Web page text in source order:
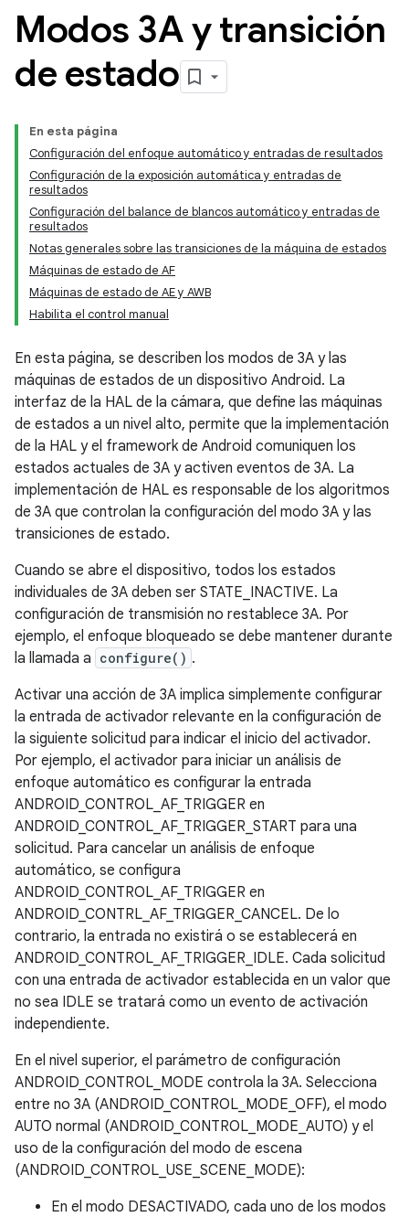
Modos 3A y transición
de estado
En esta página
Configuración del enfoque automático y entradas de resultados
Configuración de la exposición automática y entradas de
resultados
Configuración del balance de blancos automático y entradas de
resultados
Notas generales sobre las transiciones de la máquina de estados
Máquinas de estado de AF
Máquinas de estado de AE y AWB
Habilita el control manual
En esta página, se describen los modos de 3A y las
máquinas de estados de un dispositivo Android. La
interfaz de la HAL de la cámara, que define las máquinas
de estados a un nivel alto, permite que la implementación
de la HAL y el framework de Android comuniquen los
estados actuales de 3A y activen eventos de 3A. La
implementación de HAL es responsable de los algoritmos
de 3A que controlan la configuración del modo 3A y las
transiciones de estado.
Cuando se abre el dispositivo, todos los estados
individuales de 3A deben ser STATE_INACTIVE. La
configuración de transmisión no restablece 3A. Por
ejemplo, el enfoque bloqueado se debe mantener durante
la llamada a configure() .
Activar una acción de 3A implica simplemente configurar
la entrada de activador relevante en la configuración de
la siguiente solicitud para indicar el inicio del activador.
Por ejemplo, el activador para iniciar un análisis de
enfoque automático es configurar la entrada
ANDROID_CONTROL_AF_TRIGGER en
ANDROID_CONTROL_AF_TRIGGER_START para una
solicitud. Para cancelar un análisis de enfoque
automático, se configura
ANDROID_CONTROL_AF_TRIGGER en
ANDROID_CONTRL_AF_TRIGGER_CANCEL. De lo
contrario, la entrada no existirá o se establecerá en
ANDROID_CONTROL_AF_TRIGGER_IDLE. Cada solicitud
con una entrada de activador establecida en un valor que
no sea IDLE se tratará como un evento de activación
independiente.
En el nivel superior, el parámetro de configuración
ANDROID_CONTROL_MODE controla la 3A. Selecciona
entre no 3A (ANDROID_CONTROL_MODE_OFF), el modo
AUTO normal (ANDROID_CONTROL_MODE_AUTO) y el
uso de la configuración del modo de escena
(ANDROID_CONTROL_USE_SCENE_MODE):
En el modo DESACTIVADO, cada uno de los modos